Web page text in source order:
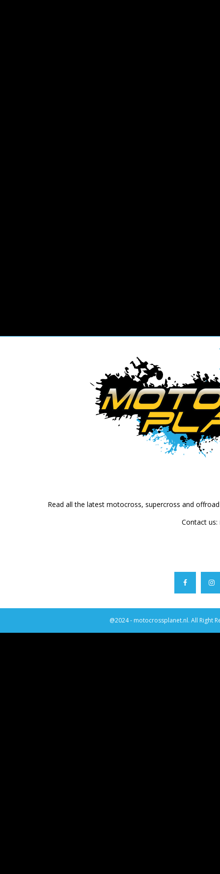
Read all the latest motocross, supercross and
Contact us:
@2024 - motocrossplanet.nl. All Right